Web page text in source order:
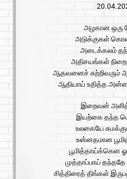
அழகான ஒரு
அடுக்குகள்
அடைக்கலம்
அதிசயங்கள்
ஆதவனைச் சுற்றிவரும்
ஆதியாய் உதித்த
இறைவன்
இயற்கை தந்த
உலகையே
உன்னதமான
பூமித்தாய்க்கென
முத்தாப்பாய்
சித்திரைத் திங்கள்